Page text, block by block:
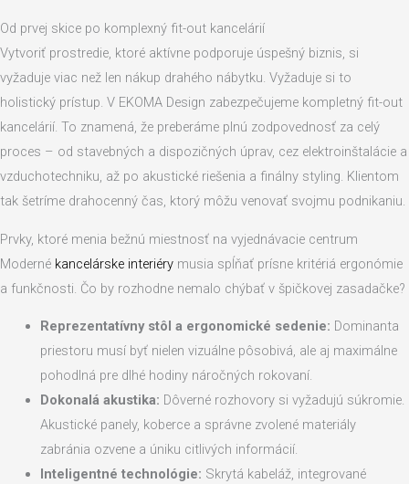
Od prvej skice po komplexný fit-out kancelárií
Vytvoriť prostredie, ktoré aktívne podporuje úspešný biznis, si
vyžaduje viac než len nákup drahého nábytku. Vyžaduje si to
holistický prístup. V EKOMA Design zabezpečujeme kompletný fit-out
kancelárií. To znamená, že preberáme plnú zodpovednosť za celý
proces – od stavebných a dispozičných úprav, cez elektroinštalácie a
vzduchotechniku, až po akustické riešenia a finálny styling. Klientom
tak šetríme drahocenný čas, ktorý môžu venovať svojmu podnikaniu.
Prvky, ktoré menia bežnú miestnosť na vyjednávacie centrum
Moderné kancelárske interiéry musia spĺňať prísne kritériá ergonómie
a funkčnosti. Čo by rozhodne nemalo chýbať v špičkovej zasadačke?
Reprezentatívny stôl a ergonomické sedenie: Dominanta
priestoru musí byť nielen vizuálne pôsobivá, ale aj maximálne
pohodlná pre dlhé hodiny náročných rokovaní.
Dokonalá akustika: Dôverné rozhovory si vyžadujú súkromie.
Akustické panely, koberce a správne zvolené materiály
zabránia ozvene a úniku citlivých informácií.
Inteligentné technológie: Skrytá kabeláž, integrované